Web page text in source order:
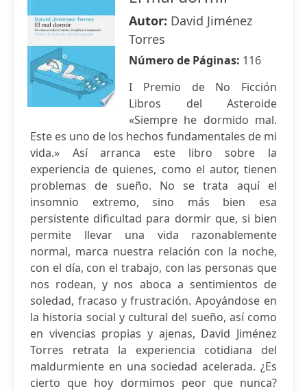
Autor: David Jiménez
Torres
Número de Páginas: 116
I Premio de No Ficción
Libros del Asteroide
«Siempre he dormido mal.
Este es uno de los hechos fundamentales de mi
vida.» Así arranca este libro sobre la
experiencia de quienes, como el autor, tienen
problemas de sueño. No se trata aquí el
insomnio extremo, sino más bien esa
persistente dificultad para dormir que, si bien
permite llevar una vida razonablemente
normal, marca nuestra relación con la noche,
con el día, con el trabajo, con las personas que
nos rodean, y nos aboca a sentimientos de
soledad, fracaso y frustración. Apoyándose en
la historia social y cultural del sueño, así como
en vivencias propias y ajenas, David Jiménez
Torres retrata la experiencia cotidiana del
maldurmiente en una sociedad acelerada. ¿Es
cierto que hoy dormimos peor que nunca?